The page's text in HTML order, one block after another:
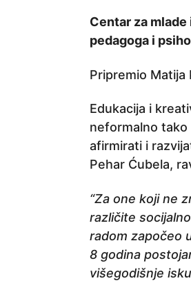
Centar za
pedagoga i
Pripremio Matija
Edukacija i
neformalno tako
afirmirati i
Pehar Ćubela,
“Za one koji ne
različite
radom započeo
8 godina
višegodišnje